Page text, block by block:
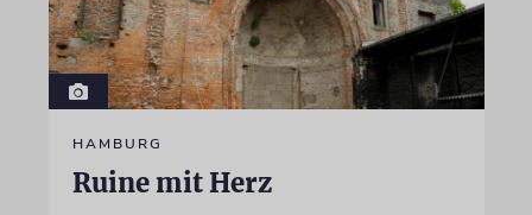
HAMBURG
Ruine mit Herz